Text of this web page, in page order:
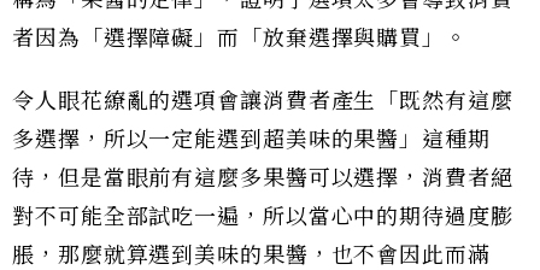
者因為「選擇障礙」而「放棄選擇與購買」。
令人眼花繚亂的選項會讓消費者產生「既然有這麼
多選擇，所以一定能選到超美味的果醬」這種期
待，但是當眼前有這麼多果醬可以選擇，消費者絕
對不可能全部試吃一遍，所以當心中的期待過度膨
脹，那麼就算選到美味的果醬，也不會因此而滿